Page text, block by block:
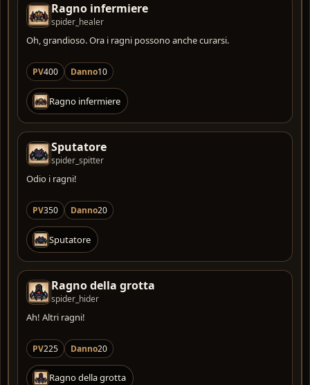
Ragno infermiere
spider_healer
Oh, grandioso. Ora i ragni possono anche curarsi.
PV400 Danno10
Ragno infermiere
Sputatore
spider_spitter
Odio i ragni!
PV350 Danno20
Sputatore
Ragno della grotta
spider_hider
Ah! Altri ragni!
PV225 Danno20
Ragno della grotta